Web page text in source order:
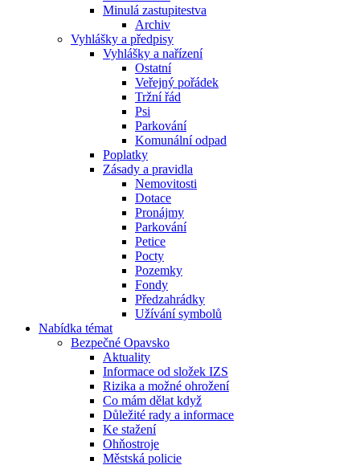
Minulá zastupitestva
Archiv
Vyhlášky a předpisy
Vyhlášky a nařízení
Ostatní
Veřejný pořádek
Tržní řád
Psi
Parkování
Komunální odpad
Poplatky
Zásady a pravidla
Nemovitosti
Dotace
Pronájmy
Parkování
Petice
Pocty
Pozemky
Fondy
Předzahrádky
Užívání symbolů
Nabídka témat
Bezpečné Opavsko
Aktuality
Informace od složek IZS
Rizika a možné ohrožení
Co mám dělat když
Důležité rady a informace
Ke stažení
Ohňostroje
Městská policie